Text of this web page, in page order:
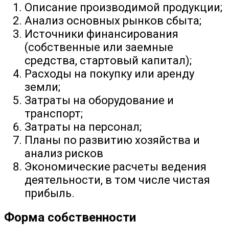
Описание производимой продукции;
Анализ основных рынков сбыта;
Источники финансирования
(собственные или заемные
средства, стартовый капитал);
Расходы на покупку или аренду
земли;
Затраты на оборудование и
транспорт;
Затраты на персонал;
Планы по развитию хозяйства и
анализ рисков
Экономические расчеты ведения
деятельности, в том числе чистая
прибыль.
Форма собственности